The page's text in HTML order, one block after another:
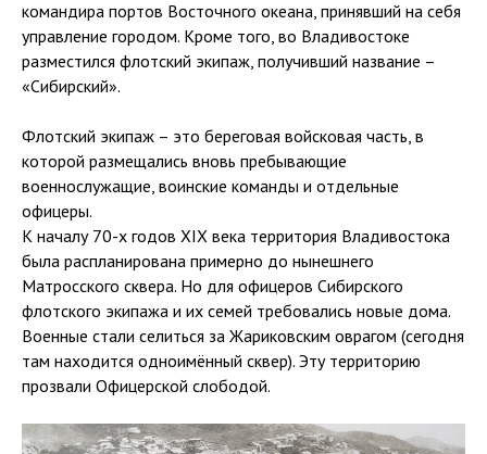
командира портов Восточного океана, принявший на себя
управление городом. Кроме того, во Владивостоке
разместился флотский экипаж, получивший название –
«Сибирский».
Флотский экипаж – это береговая войсковая часть, в
которой размещались вновь пребывающие
военнослужащие, воинские команды и отдельные
офицеры.
К началу 70-х годов XIX века территория Владивостока
была распланирована примерно до нынешнего
Матросского сквера. Но для офицеров Сибирского
флотского экипажа и их семей требовались новые дома.
Военные стали селиться за Жариковским оврагом (сегодня
там находится одноимённый сквер). Эту территорию
прозвали Офицерской слободой.